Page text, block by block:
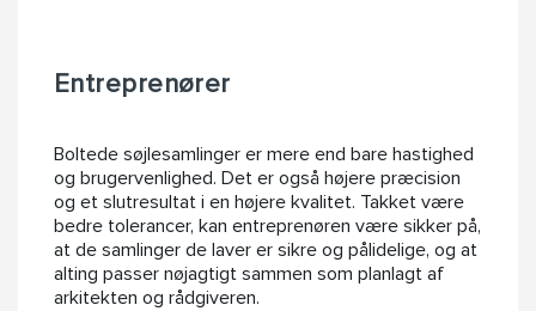
Entreprenører
Boltede søjlesamlinger er mere end bare hastighed
og brugervenlighed. Det er også højere præcision
og et slutresultat i en højere kvalitet. Takket være
bedre tolerancer, kan entreprenøren være sikker på,
at de samlinger de laver er sikre og pålidelige, og at
alting passer nøjagtigt sammen som planlagt af
arkitekten og rådgiveren.